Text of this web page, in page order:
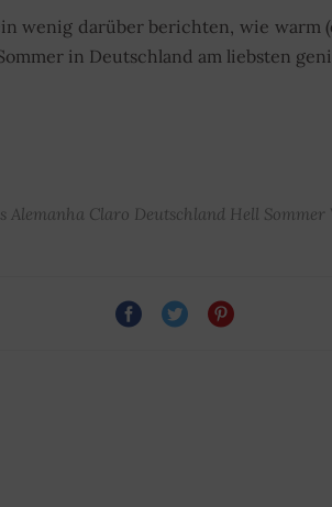
wenig darüber berichten, wie warm
in Deutschland am liebsten
Alemanha Claro Deutschland Hell Sommer